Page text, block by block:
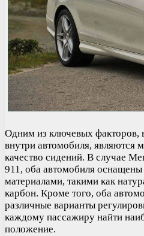
Одним из ключевых
внутри автомобиля, являются
качество сидений. В случае
911, оба автомобиля
материалами, такими как
карбон. Кроме того, оба
различные варианты
каждому пассажиру найти
положение.